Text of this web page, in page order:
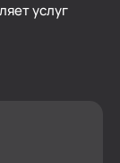
услуг